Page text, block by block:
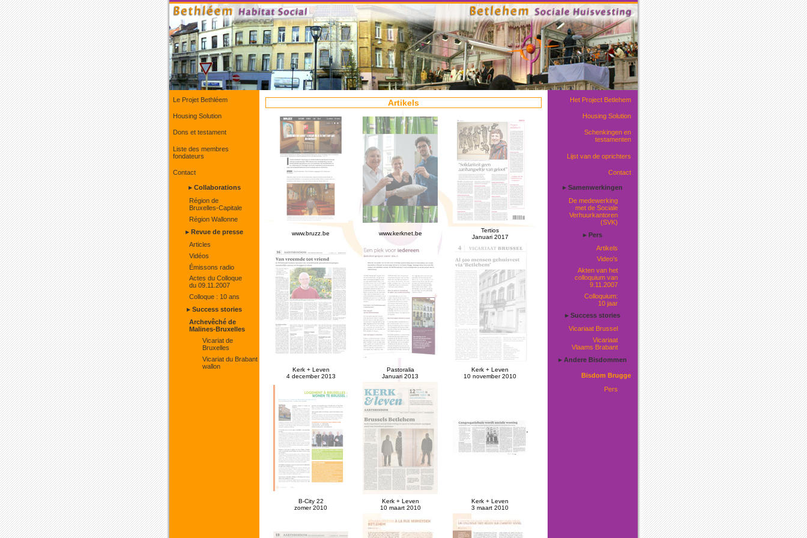
Le Projet Bethléem
Housing Solution
Dons et testament
Liste des membres
fondateurs
Contact
▸ Collaborations
Région de
Bruxelles-Capitale
Région Wallonne
▸ Revue de presse
Articles
Vidéos
Émissons radio
Actes du Colloque
du 09.11.2007
Colloque : 10 ans
▸ Success stories
Archevêché de
Malines-Bruxelles
Vicariat de
Bruxelles
Vicariat du Brabant
wallon
Het Project Betlehem
Housing Solution
Schenkingen en
testamenten
Lijst van de oprichters
Contact
▸ Samenwerkingen
De medewerking
met de Sociale
Verhuurkantoren
(SVK)
▸ Pers
Artikels
Video's
Akten van het
colloquium van
9.11.2007
Colloquium:
10 jaar
▸ Success stories
Vicariaat Brussel
Vicariaat
Vlaams Brabant
▸ Andere Bisdommen
Bisdom Brugge
Pers
Artikels
www.bruzz.be www.kerknet.be
Tertios
Januari 2017
Kerk + Leven
4 december 2013
Pastoralia
Januari 2013
Kerk + Leven
10 november 2010
B-City 22
zomer 2010
Kerk + Leven
10 maart 2010
Kerk + Leven
3 maart 2010